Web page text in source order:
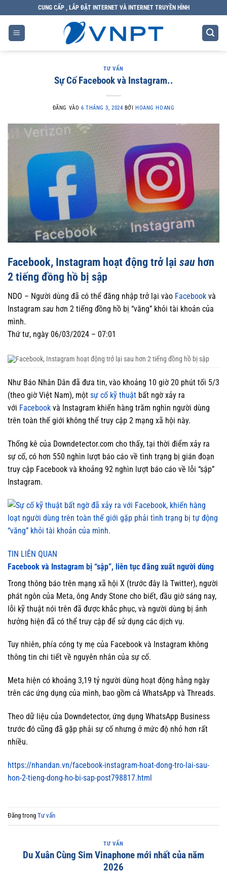
qua
dung
CUNG CẤP , LẮP ĐẶT INTERNET VÀ INTERNET TRUYỀN HÌNH
TƯ VẤN
Sự Cố Facebook và Instagram..
ĐĂNG VÀO 6 THÁNG 3, 2024 BỞIHOANG HOANG
Facebook, Instagram hoạt động trở lại sau hơn
2 tiếng đồng hồ bị sập
NDO – Người dùng đã có thể đăng nhập trở lại vào Facebook và
Instagram sau hơn 2 tiếng đồng hồ bị “văng” khỏi tài khoản của
mình.
Thứ tư, ngày 06/03/2024 – 07:01
Như Báo Nhân Dân đã đưa tin, vào khoảng 10 giờ 20 phút tối 5/3
(theo giờ Việt Nam), một sự cố kỹ thuật bất ngờ xảy ra
với Facebook và Instagram khiến hàng trăm nghìn người dùng
trên toàn thế giới không thể truy cập 2 mạng xã hội này.
Thống kê của Downdetector.com cho thấy, tại thời điểm xảy ra
sự cố, có hơn 550 nghìn lượt báo cáo về tình trạng bị gián đoạn
truy cập Facebook và khoảng 92 nghìn lượt báo cáo về lỗi “sập”
Instagram.
TIN LIÊN QUAN
Facebook và Instagram bị “sập”, liên tục đăng xuất người dùng
Trong thông báo trên mạng xã hội X (trước đây là Twitter), người
phát ngôn của Meta, ông Andy Stone cho biết, đầu giờ sáng nay,
lỗi kỹ thuật nói trên đã được khắc phục, và người dùng bị ảnh
hưởng hiện đã có thể truy cập để sử dụng các dịch vụ.
Tuy nhiên, phía công ty mẹ của Facebook và Instagram không
thông tin chi tiết về nguyên nhân của sự cố.
Meta hiện có khoảng 3,19 tỷ người dùng hoạt động hằng ngày
trên các ứng dụng của mình, bao gồm cả WhatsApp và Threads.
Theo dữ liệu của Downdetector, ứng dụng WhatsApp Business
trước đó cũng đã gặp phải sự cố nhưng ở mức độ nhỏ hơn rất
nhiều.
https://nhandan.vn/facebook-instagram-hoat-dong-tro-lai-sau-
hon-2-tieng-dong-ho-bi-sap-post798817.html
Đăng trong Tư vấn
TƯ VẤN
Du Xuân Cùng Sim Vinaphone mới nhất của năm
2026